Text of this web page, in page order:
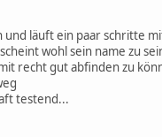
und läuft ein paar schritte
wohl sein name zu
recht gut abfinden zu
testend...